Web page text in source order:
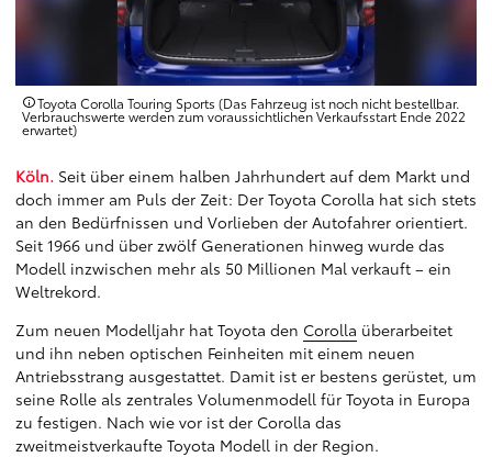
Toyota Corolla Touring Sports (Das Fahrzeug ist noch nicht bestellbar.
Verbrauchswerte werden zum voraussichtlichen Verkaufsstart Ende 2022
erwartet)
Köln. Seit über einem halben Jahrhundert auf dem Markt und
doch immer am Puls der Zeit: Der Toyota Corolla hat sich stets
an den Bedürfnissen und Vorlieben der Autofahrer orientiert.
Seit 1966 und über zwölf Generationen hinweg wurde das
Modell inzwischen mehr als 50 Millionen Mal verkauft – ein
Weltrekord.
Zum neuen Modelljahr hat Toyota den Corolla überarbeitet
und ihn neben optischen Feinheiten mit einem neuen
Antriebsstrang ausgestattet. Damit ist er bestens gerüstet, um
seine Rolle als zentrales Volumenmodell für Toyota in Europa
zu festigen. Nach wie vor ist der Corolla das
zweitmeistverkaufte Toyota Modell in der Region.